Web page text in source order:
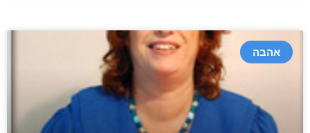
אהבה